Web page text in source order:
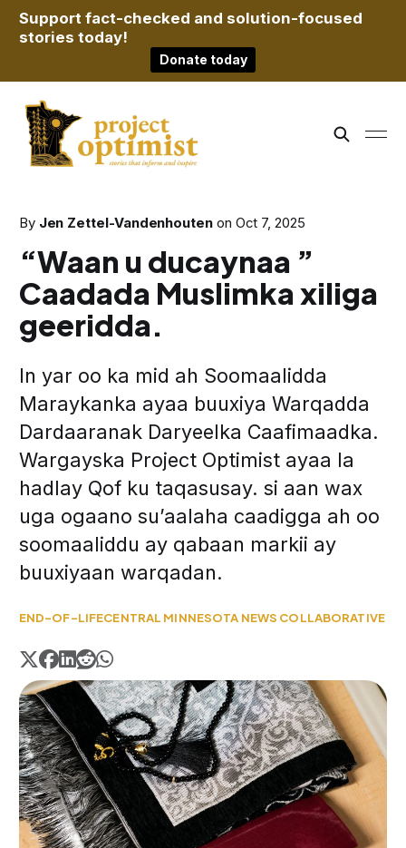
Support fact-checked and solution-focused
stories today!
Donate today
By Jen Zettel-Vandenhouten on Oct 7, 2025
“Waan u ducaynaa ”
Caadada Muslimka xiliga
geeridda.
In yar oo ka mid ah Soomaalidda
Maraykanka ayaa buuxiya Warqadda
Dardaaranak Daryeelka Caafimaadka.
Wargayska Project Optimist ayaa la
hadlay Qof ku taqasusay. si aan wax
uga ogaano su’aalaha caadigga ah oo
soomaaliddu ay qabaan markii ay
buuxiyaan warqadan.
END-OF-LIFECENTRAL MINNESOTA NEWS COLLABORATIVE